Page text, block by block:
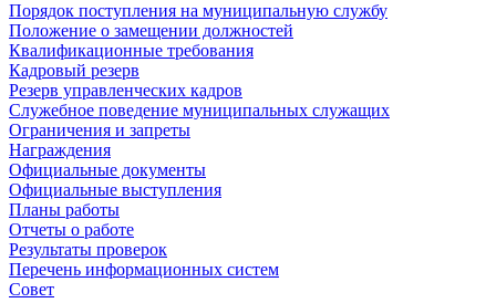
Порядок поступления на муниципальную службу
Положение о замещении должностей
Квалификационные требования
Кадровый резерв
Резерв управленческих кадров
Служебное поведение муниципальных служащих
Ограничения и запреты
Награждения
Официальные документы
Официальные выступления
Планы работы
Отчеты о работе
Результаты проверок
Перечень информационных систем
Совет